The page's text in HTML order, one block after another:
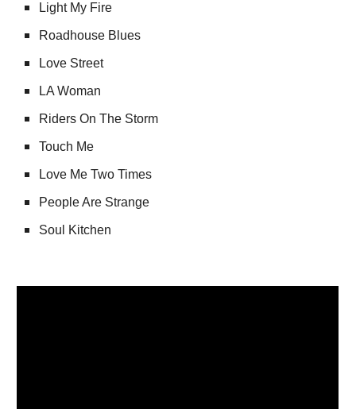
Light My Fire
Roadhouse Blues
Love Street
LA Woman
Riders On The Storm
Touch Me
Love Me Two Times
People Are Strange
Soul Kitchen